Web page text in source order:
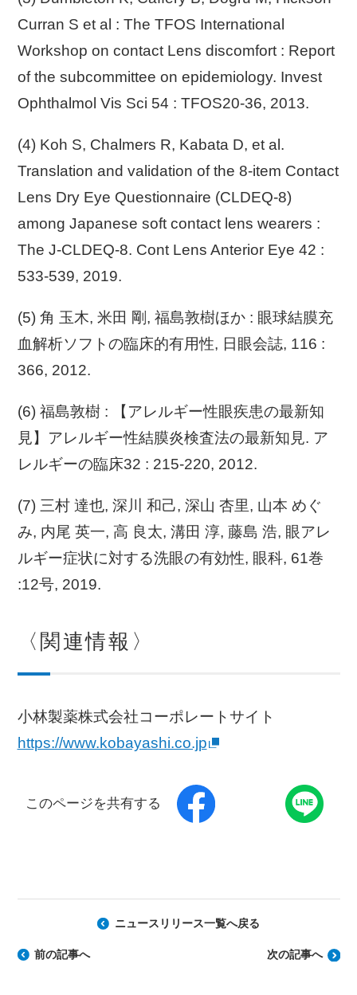
Curran S et al : The TFOS International
Workshop on contact Lens discomfort : Report
of the subcommittee on epidemiology. Invest
Ophthalmol Vis Sci 54 : TFOS20-36, 2013.
(4) Koh S, Chalmers R, Kabata D, et al.
Translation and validation of the 8-item Contact
Lens Dry Eye Questionnaire (CLDEQ-8)
among Japanese soft contact lens wearers :
The J-CLDEQ-8. Cont Lens Anterior Eye 42 :
533-539, 2019.
(5) 角 玉木, 米田 剛, 福島敦樹ほか : 眼球結膜充
血解析ソフトの臨床的有用性, 日眼会誌, 116 :
366, 2012.
(6) 福島敦樹 : 【アレルギー性眼疾患の最新知
見】アレルギー性結膜炎検査法の最新知見. ア
レルギーの臨床32 : 215-220, 2012.
(7) 三村 達也, 深川 和己, 深山 杏里, 山本 めぐ
み, 内尾 英一, 高 良太, 溝田 淳, 藤島 浩, 眼アレ
ルギー症状に対する洗眼の有効性, 眼科, 61巻
:12号, 2019.
〈関連情報〉
小林製薬株式会社コーポレートサイト
https://www.kobayashi.co.jp
このページを共有する
前の記事へ
ニュースリリース一覧へ戻る
次の記事へ